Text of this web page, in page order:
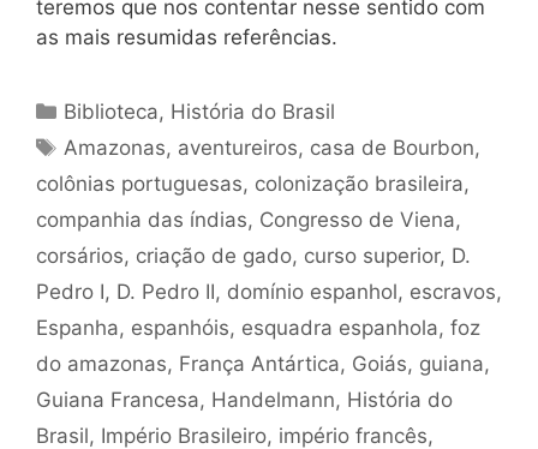
teremos que nos contentar nesse sentido com
as mais resumidas referências.
Categorias
Biblioteca, História do Brasil
Tags
Amazonas, aventureiros, casa de Bourbon,
colônias portuguesas, colonização brasileira,
companhia das índias, Congresso de Viena,
corsários, criação de gado, curso superior, D.
Pedro I, D. Pedro II, domínio espanhol, escravos,
Espanha, espanhóis, esquadra espanhola, foz
do amazonas, França Antártica, Goiás, guiana,
Guiana Francesa, Handelmann, História do
Brasil, Império Brasileiro, império francês,